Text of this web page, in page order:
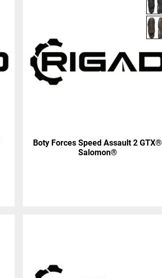
Boty Forces Speed Assault 2 GTX®
Salomon®